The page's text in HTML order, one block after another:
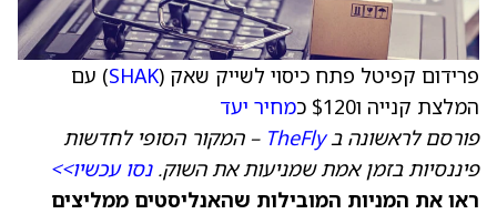
פרידום קפיטל פתח כיסוי לשייק שאק (SHAK) עם
המלצת קנייה ו$120 כ
מחיר יעד
פורסם לראשונה בTheFly – המקור הסופי לחדשות
פיננסיות בזמן אמת שמניעות את השוק.נסו עכשיו>>
ראו את המניות המובילות שהאנליסטים ממליצים